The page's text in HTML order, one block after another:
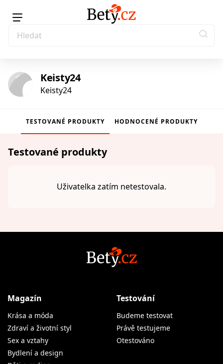
Keisty24
Keisty24
TESTOVANÉ PRODUKTY HODNOCENÉ PRODUKTY
Testované produkty
Uživatelka zatím netestovala.
Magazín
Krása a móda
Zdraví a životní styl
Sex a vztahy
Bydlení a design
Testování
Budeme testovat
Právě testujeme
Otestováno